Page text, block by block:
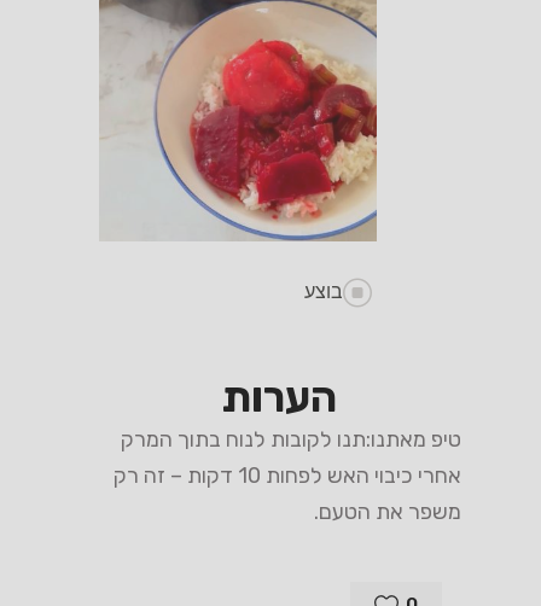
בוצע
הערות
טיפ מאתנו:תנו לקובות לנוח בתוך המרק
אחרי כיבוי האש לפחות 10 דקות – זה רק
משפר את הטעם.